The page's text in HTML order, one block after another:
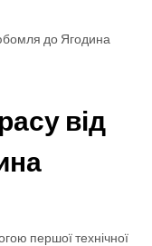
до Ягодина
від
першої технічної